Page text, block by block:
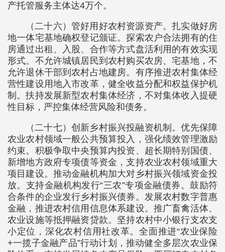
产托管服务主体达4万个。
（二十六）管好用好农村资源资产。扎实做好房
地一体宅基地确权登记颁证。探索农户合法拥有的住
房通过出租、入股、合作等方式盘活利用的有效实现
形式。不允许城镇居民到农村购买农房、宅基地，不
允许退休干部到农村占地建房。有序推进农村集体经
营性建设用地入市改革，健全收益分配和权益保护机
制。扶持发展新型农村集体经济，不对集体收入提硬
性目标，严控集体经营风险和债务。
（二十七）创新乡村振兴投融资机制。优先保障
农业农村领域一般公共预算投入，强化绩效管理激励
约束。积极争取中央预算内投资、超长期特别国债、
新增地方政府专项债等资金，支持农业农村领域重大
项目建设。推动金融机构加大对乡村振兴领域资金投
放。支持金融机构发行“三农”专项金融债券。鼓励符
合条件的企业发行乡村振兴债券。发展农村数字普惠
金融，推进农村信用信息体系建设。推广畜禽活体、
农业设施等抵押融资贷款。坚持农村中小银行支农支
小定位，深化农村信用社改革。全面推进“农业保险
+一揽子金融产品”行动计划，推动健全多层次农业保